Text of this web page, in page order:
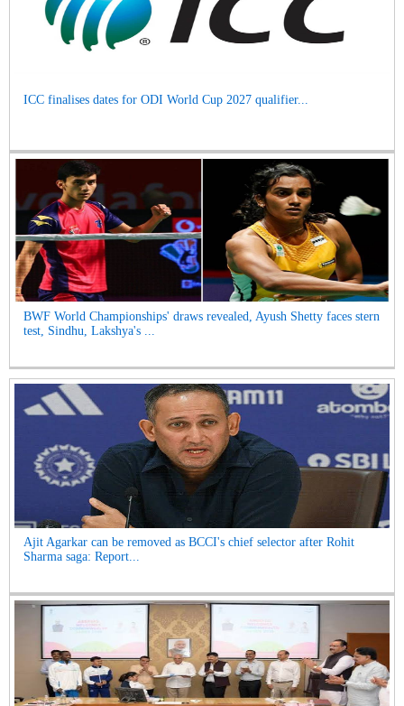
ICC finalises dates for ODI World Cup 2027 qualifier...
BWF World Championships' draws revealed, Ayush Shetty faces stern
test, Sindhu, Lakshya's ...
Ajit Agarkar can be removed as BCCI's chief selector after Rohit
Sharma saga: Report...